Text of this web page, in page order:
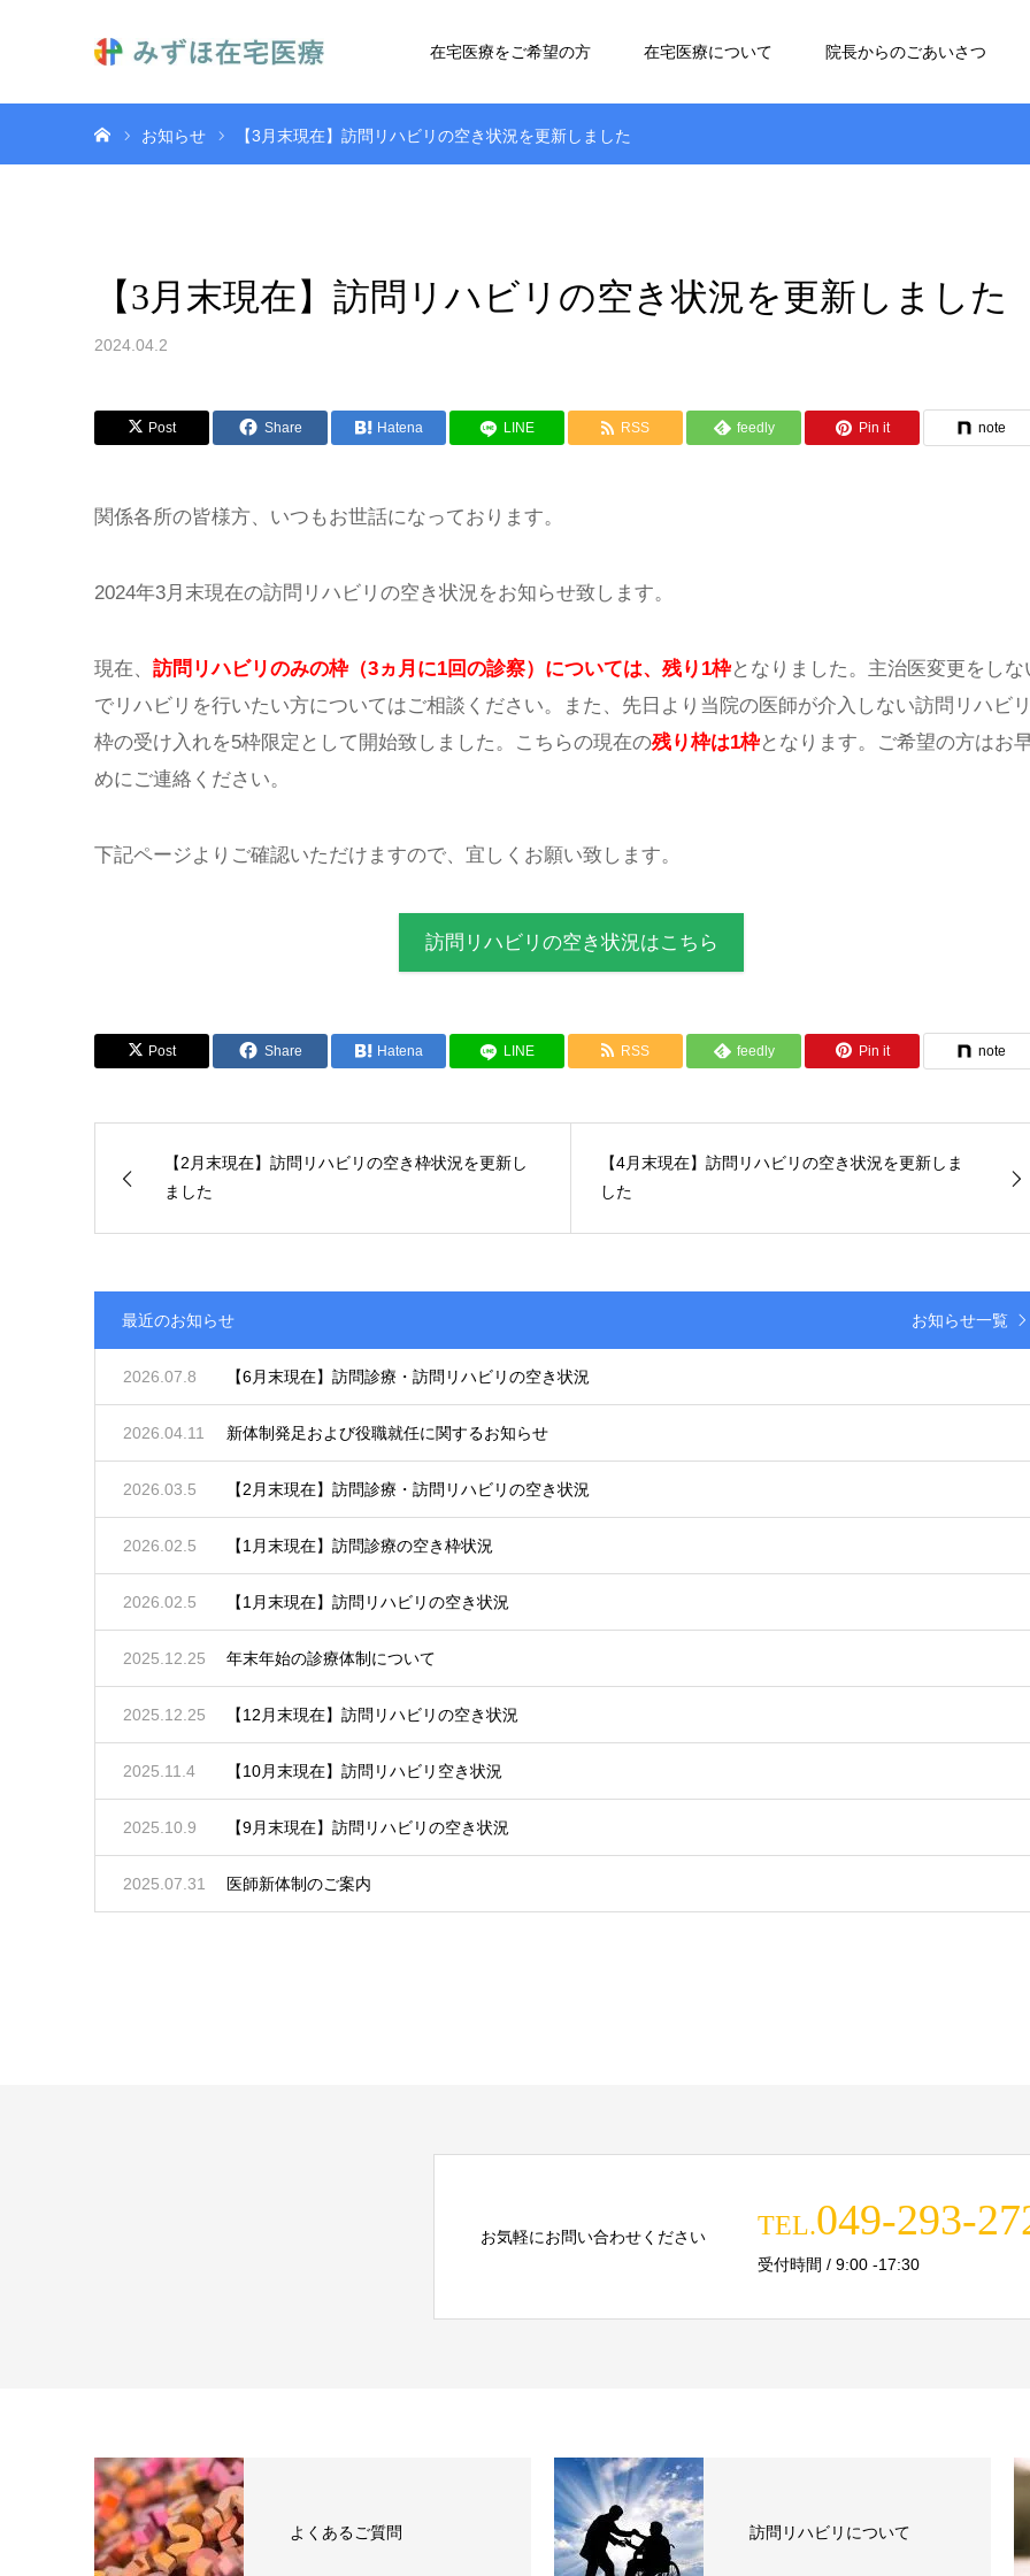
在宅医療をご希望の方 在宅医療について 院長からのごあいさつ
お知らせ 【3月末現在】訪問リハビリの空き状況を更新しました
【3月末現在】訪問リハビリの空き状況を更新しました
2024.04.2
Post Share Hatena LINE RSS feedly Pin it note
関係各所の皆様方、いつもお世話になっております。
2024年3月末現在の訪問リハビリの空き状況をお知らせ致します。
現在、 訪問リハビリのみの枠（3ヵ月に1回の診察）については、残り1枠となりました。主治医変更をしな
でリハビリを行いたい方についてはご相談ください。また、先日より当院の医師が介入しない訪問リハビリ
枠の受け入れを5枠限定として開始致しました。こちらの現在の残り枠は1枠となります。ご希望の方はお
めにご連絡ください。
下記ページよりご確認いただけますので、宜しくお願い致します。
訪問リハビリの空き状況はこちら
Post Share Hatena LINE RSS feedly Pin it note
【2月末現在】訪問リハビリの空き枠状況を更新し
ました
【4月末現在】訪問リハビリの空き状況を更新しま
した
最近のお知らせ お知らせ一覧
【6月末現在】訪問診療・訪問リハビリの空き状況
2026.07.8
新体制発足および役職就任に関するお知らせ
2026.04.11
【2月末現在】訪問診療・訪問リハビリの空き状況
2026.03.5
【1月末現在】訪問診療の空き枠状況
2026.02.5
【1月末現在】訪問リハビリの空き状況
2026.02.5
年末年始の診療体制について
2025.12.25
【12月末現在】訪問リハビリの空き状況
2025.12.25
【10月末現在】訪問リハビリ空き状況
2025.11.4
【9月末現在】訪問リハビリの空き状況
2025.10.9
医師新体制のご案内
2025.07.31
お気軽にお問い合わせください TEL.049-293-
受付時間 / 9:00 -17:30
よくあるご質問 訪問リハビリについて